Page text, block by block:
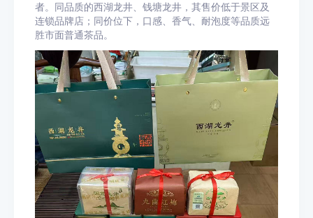
者。同品质的西湖龙井、钱塘龙井，其售价低于景区及
连锁品牌店；同价位下，口感、香气、耐泡度等品质远
胜市面普通茶品。